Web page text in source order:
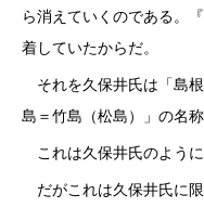
ら消えていくのである。
着していたからだ。
それを久保井氏は「島
島＝竹島（松島）」の名
これは久保井氏のよう
だがこれは久保井氏に